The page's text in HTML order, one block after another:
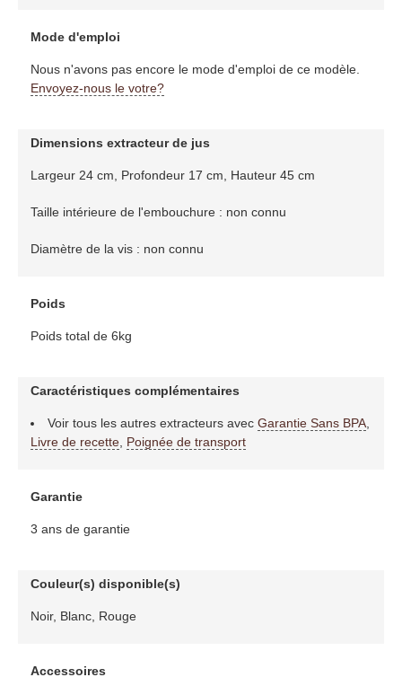
Mode d'emploi
Nous n'avons pas encore le mode d'emploi de ce modèle.
Envoyez-nous le votre?
Dimensions extracteur de jus
Largeur 24 cm, Profondeur 17 cm, Hauteur 45 cm
Taille intérieure de l'embouchure : non connu
Diamètre de la vis : non connu
Poids
Poids total de 6kg
Caractéristiques complémentaires
Voir tous les autres extracteurs avec Garantie Sans BPA,
Livre de recette, Poignée de transport
Garantie
3 ans de garantie
Couleur(s) disponible(s)
Noir, Blanc, Rouge
Accessoires